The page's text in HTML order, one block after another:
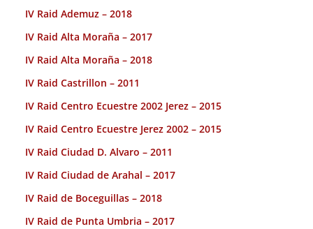
IV Raid Ademuz – 2018
IV Raid Alta Moraña – 2017
IV Raid Alta Moraña – 2018
IV Raid Castrillon – 2011
IV Raid Centro Ecuestre 2002 Jerez – 2015
IV Raid Centro Ecuestre Jerez 2002 – 2015
IV Raid Ciudad D. Alvaro – 2011
IV Raid Ciudad de Arahal – 2017
IV Raid de Boceguillas – 2018
IV Raid de Punta Umbria – 2017